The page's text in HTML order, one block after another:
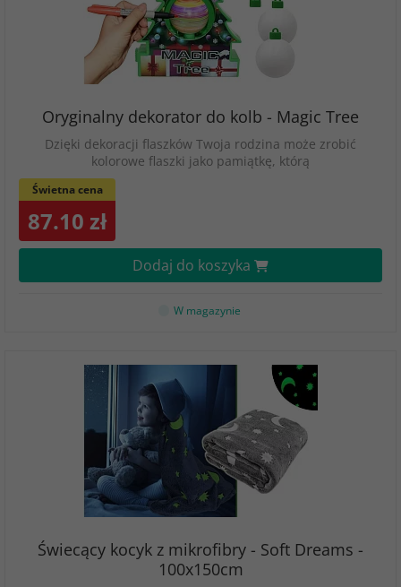
Oryginalny dekorator do kolb - Magic Tree
Dzięki dekoracji flaszków Twoja rodzina może zrobić
kolorowe flaszki jako pamiątkę, którą
Świetna cena
87.10 zł
Dodaj do koszyka
W magazynie
Świecący kocyk z mikrofibry - Soft Dreams -
100x150cm